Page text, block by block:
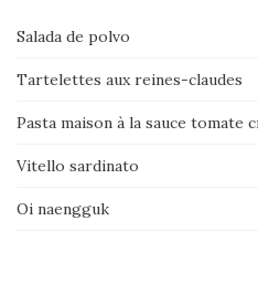
Salada de polvo
Tartelettes aux reines-claudes
Pasta maison à la sauce tomate
Vitello sardinato
Oi naengguk